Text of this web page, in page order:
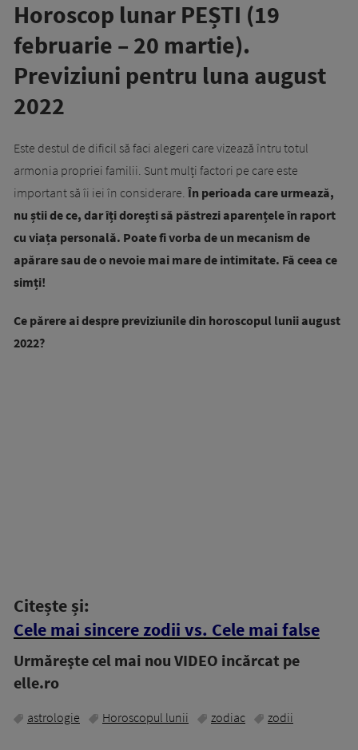
Horoscop lunar PEȘTI (19
februarie – 20 martie).
Previziuni pentru luna august
2022
Este destul de dificil să faci alegeri care vizează întru totul
armonia propriei familii. Sunt mulți factori pe care este
important să îi iei în considerare. În perioada care urmează,
nu știi de ce, dar îți dorești să păstrezi aparențele în raport
cu viața personală. Poate fi vorba de un mecanism de
apărare sau de o nevoie mai mare de intimitate. Fă ceea ce
simți!
Ce părere ai despre previziunile din horoscopul lunii august
2022?
Citește și:
Cele mai sincere zodii vs. Cele mai false
Urmăreşte cel mai nou VIDEO incărcat pe
elle.ro
astrologie Horoscopul lunii zodiac zodii